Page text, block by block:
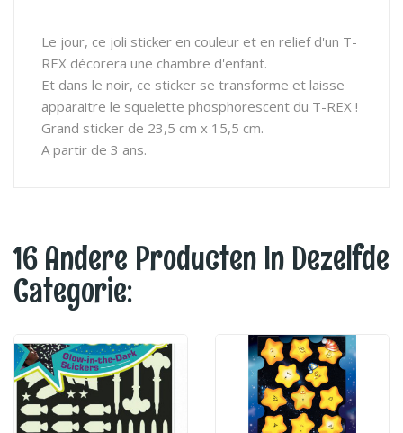
Le jour, ce joli sticker en couleur et en relief d'un T-
REX décorera une chambre d'enfant.
Et dans le noir, ce sticker se transforme et laisse
apparaitre le squelette phosphorescent du T-REX !
Grand sticker de 23,5 cm x 15,5 cm.
A partir de 3 ans.
16 Andere Producten In Dezelfde
Categorie: